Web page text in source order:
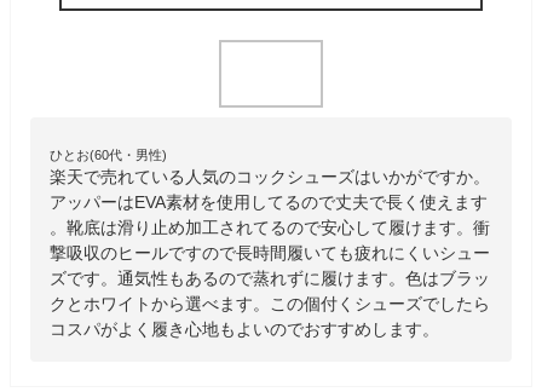
ひとお(60代・男性)
楽天で売れている人気のコックシューズはいかがですか。
アッパーはEVA素材を使用してるので丈夫で長く使えます
。靴底は滑り止め加工されてるので安心して履けます。衝
撃吸収のヒールですので長時間履いても疲れにくいシュー
ズです。通気性もあるので蒸れずに履けます。色はブラッ
クとホワイトから選べます。この個付くシューズでしたら
コスパがよく履き心地もよいのでおすすめします。